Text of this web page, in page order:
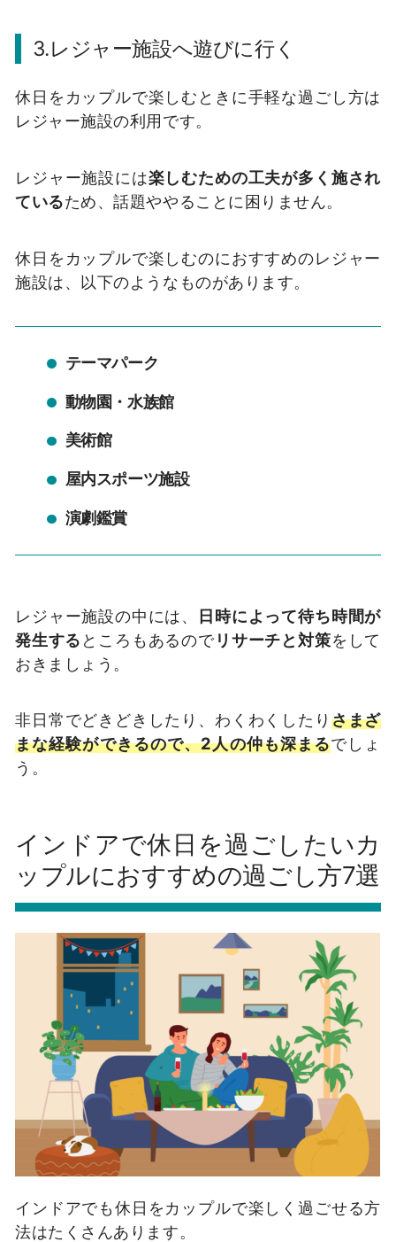
3.レジャー施設へ遊びに行く
休日をカップルで楽しむときに手軽な過ごし方は
レジャー施設の利用です。
レジャー施設には楽しむための工夫が多く施され
ているため、話題ややることに困りません。
休日をカップルで楽しむのにおすすめのレジャー
施設は、以下のようなものがあります。
テーマパーク
動物園・水族館
美術館
屋内スポーツ施設
演劇鑑賞
レジャー施設の中には、
日時によって待ち時間が
発生する ところもあるのでリサーチと対策をして
おきましょう。
非日常でどきどきしたり、わくわくしたり さまざ
まな経験ができるので、2人の仲も深まるでしょ
う。
インドアで休日を過ごしたいカ
ップルにおすすめの過ごし方7選
インドアでも休日をカップルで楽しく過ごせる方
法はたくさんあります。